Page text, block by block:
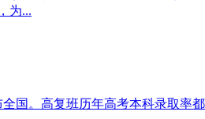
为...
国。高复班历年高考本科录取率都